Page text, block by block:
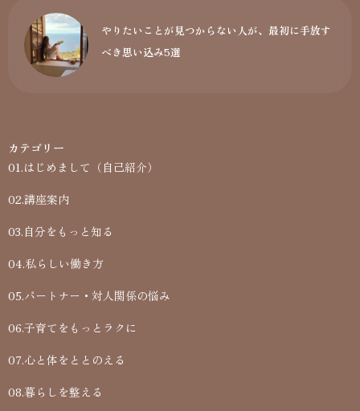
やりたいことが見つからない人が、最初に手放す
べき思い込み5選
カテゴリー
01.はじめまして（自己紹介）
02.講座案内
03.自分をもっと知る
04.私らしい働き方
05.パートナー・対人関係の悩み
06.子育てをもっとラクに
07.心と体をととのえる
08.暮らしを整える